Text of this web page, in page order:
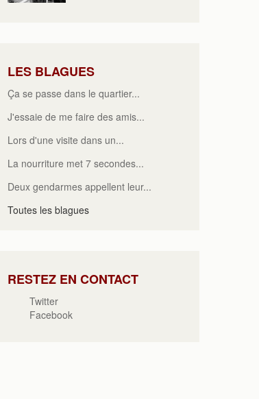
LES BLAGUES
Ça se passe dans le quartier...
J'essaie de me faire des amis...
Lors d'une visite dans un...
La nourriture met 7 secondes...
Deux gendarmes appellent leur...
Toutes les blagues
RESTEZ EN CONTACT
Twitter
Facebook